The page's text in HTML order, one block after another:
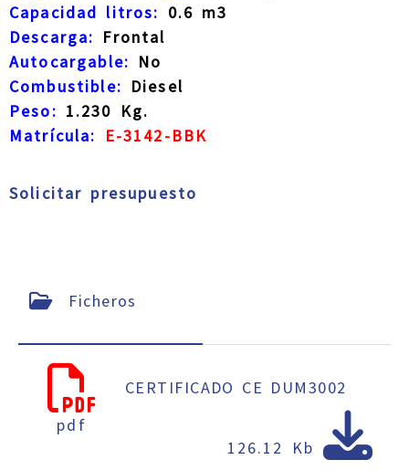
Capacidad litros: 0.6 m3
Descarga: Frontal
Autocargable: No
Combustible: Diesel
Peso: 1.230 Kg.
Matrícula:
E-3142-BBK
Solicitar presupuesto
Ficheros
pdf
CERTIFICADO CE DUM3002
126.12 Kb